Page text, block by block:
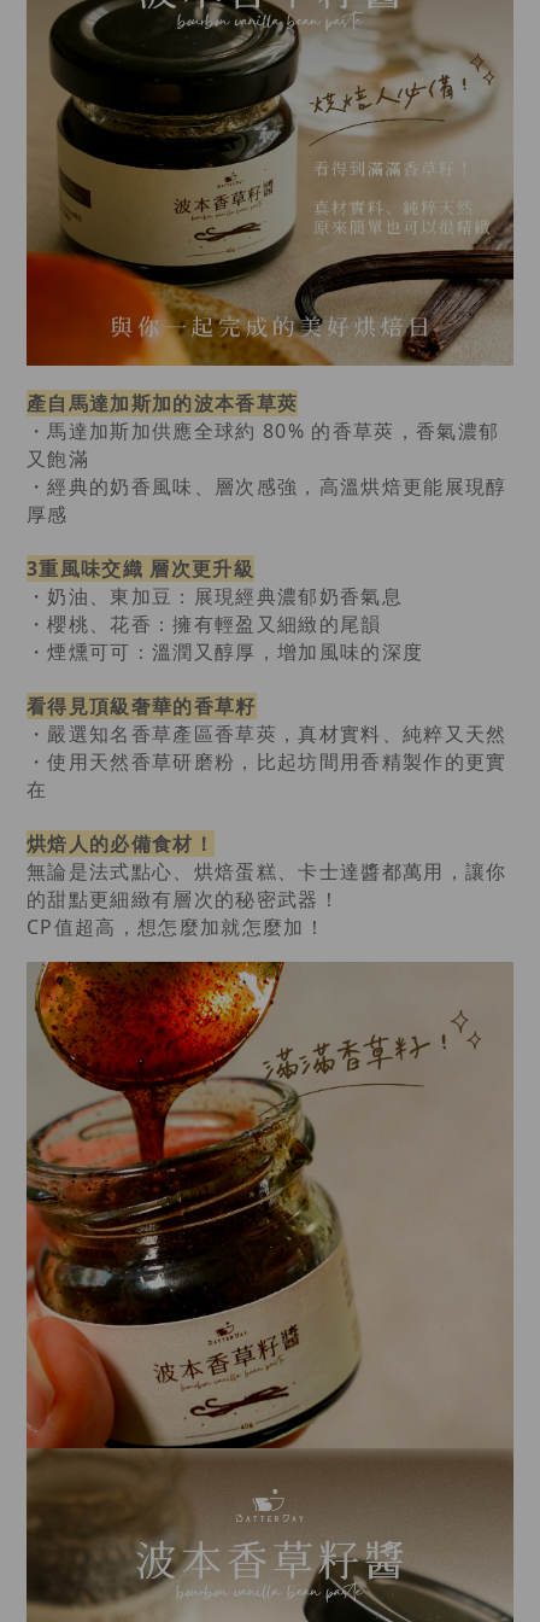
產自馬達加斯加的波本香草莢
・馬達加斯加供應全球約 80% 的香草莢，香氣濃郁
又飽滿
・經典的奶香風味、層次感強，高溫烘焙更能展現醇
厚感
3重風味交織 層次更升級
・奶油、東加豆：展現經典濃郁奶香氣息
・櫻桃、花香：擁有輕盈又細緻的尾韻
・煙燻可可：溫潤又醇厚，增加風味的深度
看得見頂級奢華的香草籽
・嚴選知名香草產區香草莢，真材實料、純粹又天然
・使用天然香草研磨粉，比起坊間用香精製作的更實
在
烘焙人的必備食材！
無論是法式點心、烘焙蛋糕、卡士達醬都萬用，讓你
的甜點更細緻有層次的秘密武器！
CP值超高，想怎麼加就怎麼加！